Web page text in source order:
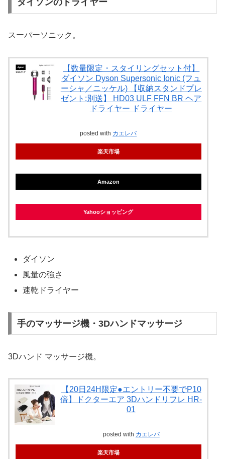
ダイソンのドライヤー
スーパーソニック。
【数量限定・スタイリングセット付】
ダイソン Dyson Supersonic Ionic (フュ
ーシャ／ニッケル) 【収納スタンドプレ
ゼント:別送】 HD03 ULF FFN BR ヘア
ドライヤー ドライヤー
posted with カエレバ
楽天市場
Amazon
Yahooショッピング
ダイソン
風量の強さ
速乾ドライヤー
手のマッサージ機・3Dハンドマッサージ
3Dハンド マッサージ機。
【20日24H限定●エントリー不要でP10
倍】ドクターエア 3Dハンドリフレ HR-
01
posted with カエレバ
楽天市場